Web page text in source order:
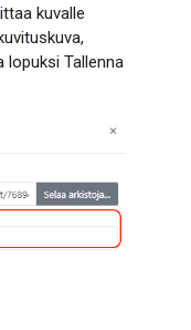
kuvalle
lopuksi Tallenna